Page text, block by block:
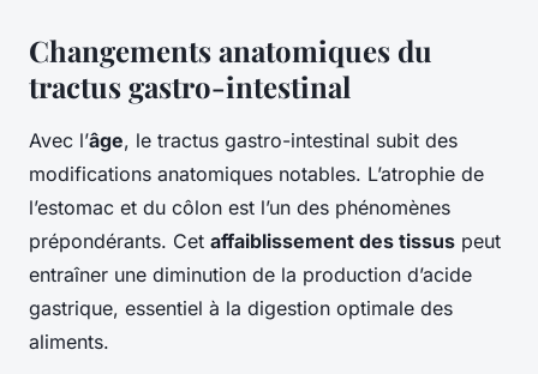
Changements anatomiques du
tractus gastro-intestinal
Avec l’âge, le tractus gastro-intestinal subit des
modifications anatomiques notables. L’atrophie de
l’estomac et du côlon est l’un des phénomènes
prépondérants. Cet affaiblissement des tissus peut
entraîner une diminution de la production d’acide
gastrique, essentiel à la digestion optimale des
aliments.